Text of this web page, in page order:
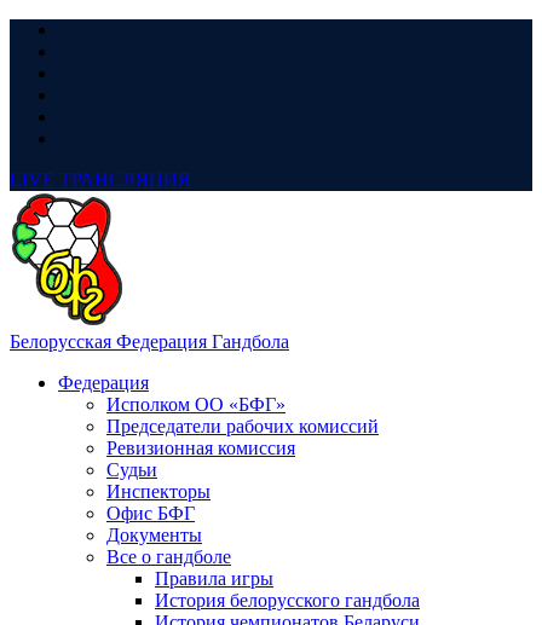
LIVE ТРАНСЛЯЦИЯ
Белорусская Федерация Гандбола
Федерация
Исполком ОО «БФГ»
Председатели рабочих комиссий
Ревизионная комиссия
Судьи
Инспекторы
Офис БФГ
Документы
Все о гандболе
Правила игры
История белорусского гандбола